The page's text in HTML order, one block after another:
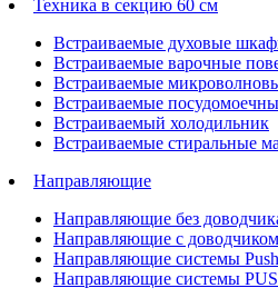
Техника в секцию 60 см
Встраиваемые духовые
Встраиваемые варочные
Встраиваемые
Встраиваемые
Встраиваемый холодильник
Встраиваемые стиральные
Направляющие
Направляющие без
Направляющие с доводчиком
Направляющие системы Push
Направляющие системы